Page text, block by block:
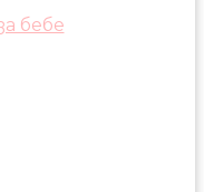
бебе